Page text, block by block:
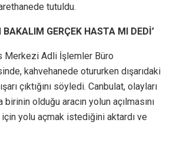
tutuldu.
BAKALIM GERÇEK HASTA MI DEDİ’
Merkezi Adli İşlemler Büro
kahvehanede otururken dışarıdaki
çıktığını söyledi. Canbulat, olayları
olduğu aracın yolun açılmasını
yolu açmak istediğini aktardı ve